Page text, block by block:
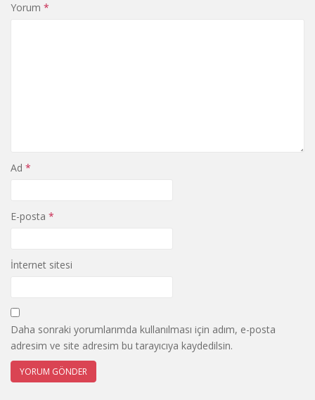
Yorum *
Ad *
E-posta *
İnternet sitesi
Daha sonraki yorumlarımda kullanılması için adım, e-posta
adresim ve site adresim bu tarayıcıya kaydedilsin.